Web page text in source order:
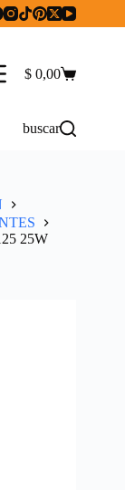
Carro
$ 0,00
buscar
25W